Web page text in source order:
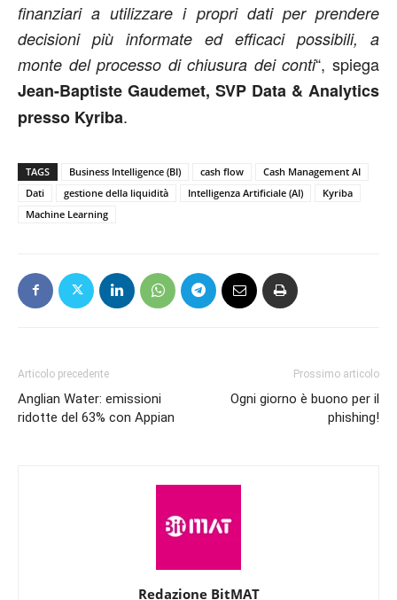
finanziari a utilizzare i propri dati per prendere
decisioni più informate ed efficaci possibili, a
monte del processo di chiusura dei conti“, spiega
Jean-Baptiste Gaudemet, SVP Data & Analytics
presso Kyriba.
TAGS Business Intelligence (BI) cash flow
Cash Management AI
Dati
gestione della liquidità Intelligenza Artificiale (AI)
Kyriba
Machine Learning
Articolo precedente
Anglian Water: emissioni
ridotte del 63% con Appian
Prossimo articolo
Ogni giorno è buono per il
phishing!
Redazione BitMAT